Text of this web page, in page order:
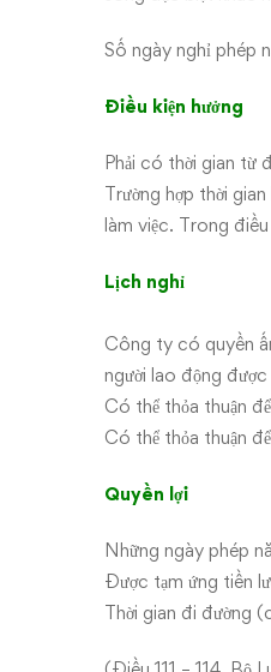
Số ngày nghỉ phép
Điều kiện hưởng
Phải có thời gian từ
Trường hợp thời
làm việc. Trong
Lịch nghỉ
Công ty có quyền
người lao động
Có thể thỏa thuận
Có thể thỏa thuận
Quyền lợi
Những ngày phép
Được tạm ứng tiền
Thời gian đi đường